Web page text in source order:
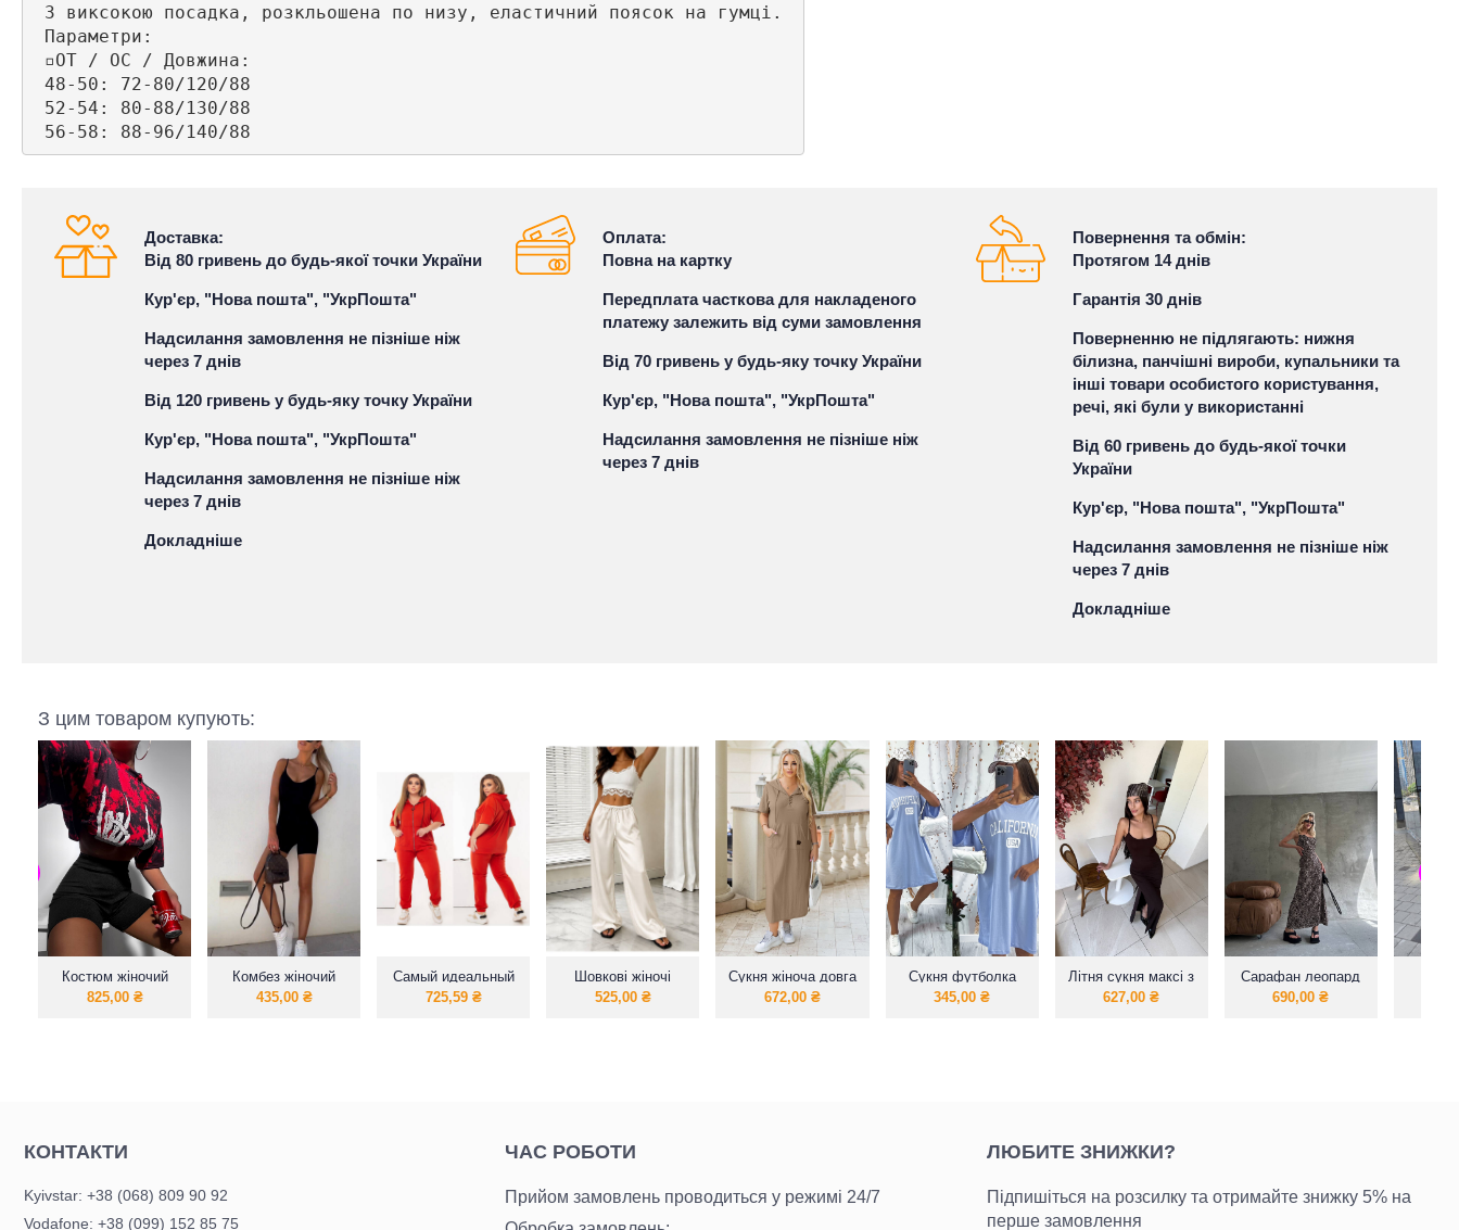
З виксокою посадка, розкльошена по низу, еластичний поясок на гумці.
Параметри:
▫️ОТ / ОС / Довжина:
48-50: 72-80/120/88
52-54: 80-88/130/88
56-58: 88-96/140/88
Доставка:
Від 80 гривень до будь-якої точки України
Кур'єр, "Нова пошта", "УкрПошта"
Надсилання замовлення не пізніше ніж
через 7 днів
Від 120 гривень у будь-яку точку України
Кур'єр, "Нова пошта", "УкрПошта"
Надсилання замовлення не пізніше ніж
через 7 днів
Докладніше
Оплата:
Повна на картку
Передплата часткова для накладеного
платежу залежить від суми замовлення
Від 70 гривень у будь-яку точку України
Кур'єр, "Нова пошта", "УкрПошта"
Надсилання замовлення не пізніше ніж
через 7 днів
Повернення та обмін:
Протягом 14 днів
Гарантія 30 днів
Поверненню не підлягають: нижня
білизна, панчішні вироби, купальники та
інші товари особистого користування,
речі, які були у використанні
Від 60 гривень до будь-якої точки
України
Кур'єр, "Нова пошта", "УкрПошта"
Надсилання замовлення не пізніше ніж
через 7 днів
Докладніше
З цим товаром купують:
Костюм жіночий
(Топ + Шорти Tie
825,00 ₴
Комбез жіночий
435,00 ₴
Самый идеальный
свободный
725,59 ₴
Шовкові жіночі
штани
525,00 ₴
Сукня жіноча довга
з капюшоном
672,00 ₴
Сукня футболка
оверсайз
345,00₴
Літня сукня максі з
завязками
627,00₴
Сарафан леопард
690,00₴
КОНТАКТИ
Kyivstar: +38 (068) 809 90 92
Vodafone: +38 (099) 152 85 75
ЧАС РОБОТИ
Прийом замовлень проводиться у режимі 24/7
ЛЮБИТЕ ЗНИЖКИ?
Підпишіться на розсилку та отримайте знижку 5% на
перше замовлення